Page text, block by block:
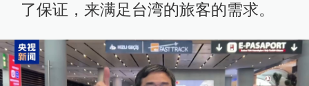
了保证，来满足台湾的旅客的需求。